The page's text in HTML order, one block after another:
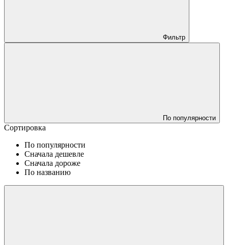
Фильтр
По популярности
Сортировка
По популярности
Сначала дешевле
Сначала дороже
По названию